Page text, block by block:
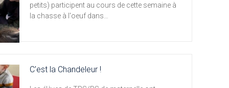
petits) participent au cours de cette semaine à
la chasse à l'oeuf dans…
C'est la Chandeleur !